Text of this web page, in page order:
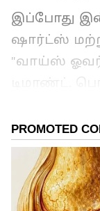
இப்போது
ஷார்ட்ஸ்
"வாய்ஸ்
இருந்தால்
தளங்களில்
டப்பிங்